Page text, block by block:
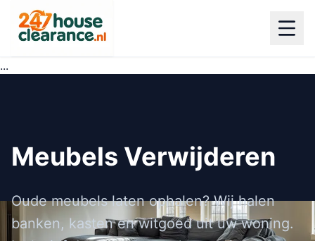
...
Meubels Verwijderen
Oude meubels laten ophalen? Wij halen
banken, kasten en witgoed uit uw woning.